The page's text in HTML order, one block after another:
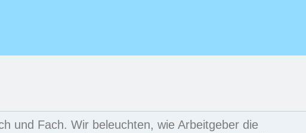
und Fach. Wir beleuchten, wie Arbeitgeber die